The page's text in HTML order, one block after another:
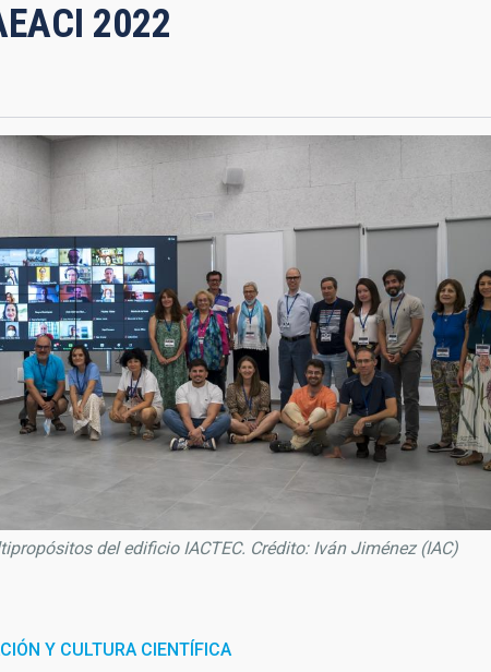
2022
del edificio IACTEC. Crédito: Iván Jiménez (IAC)
Y CULTURA CIENTÍFICA